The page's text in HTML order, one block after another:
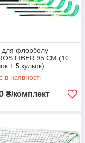
для флорболу
FIBER 95 CM (10
+ 5 кульок)
в наявності
₴/комплект